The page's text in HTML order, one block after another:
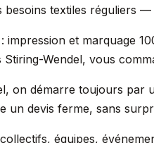
besoins textiles réguliers
impression et marquage
Stiring-Wendel, vous
on démarre toujours par
un devis ferme, sans
équipes,